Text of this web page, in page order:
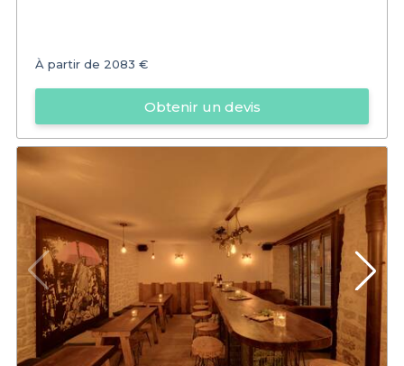
À partir de 2083 €
Obtenir un devis